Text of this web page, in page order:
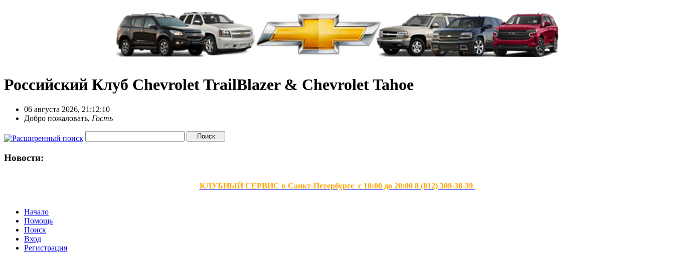
Российский Клуб Chevrolet TrailBlazer & Chevrolet Tahoe
06 августа 2026, 21:12:10
Добро пожаловать, Гость
Новости:
КЛУБНЫЙ СЕРВИС в Санкт-Петербурге с 10:00 до 20:00 8 (812) 309-38-39
Начало
Помощь
Поиск
Вход
Регистрация